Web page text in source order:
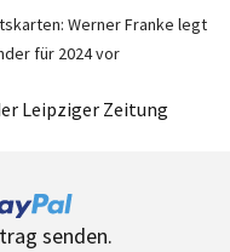
Werner Franke legt
für 2024 vor
Leipziger Zeitung
senden.